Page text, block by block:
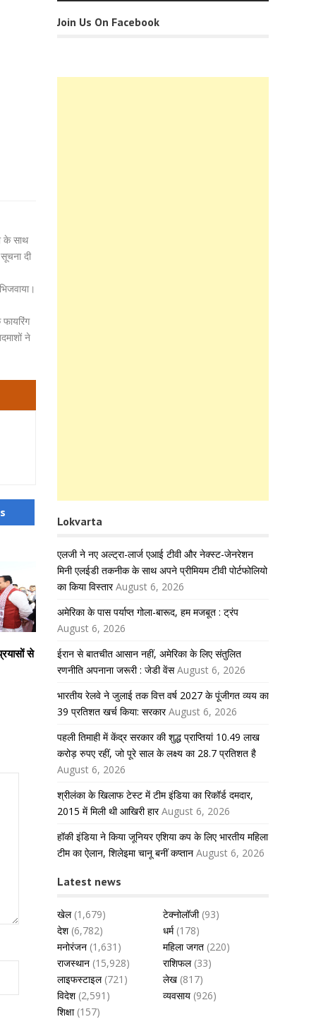
के साथ
दी
ने
से
Join Us On Facebook
Lokvarta
एलजी ने नए अल्ट्रा-लार्ज एआई टीवी और नेक्स्ट-जेनरेशन
मिनी एलईडी तकनीक के साथ अपने प्रीमियम टीवी पोर्टफोलियो
का किया विस्तार August 6, 2026
अमेरिका के पास पर्याप्त गोला-बारूद, हम मजबूत : ट्रंप
August 6, 2026
ईरान से बातचीत आसान नहीं, अमेरिका के लिए संतुलित
रणनीति अपनाना जरूरी : जेडी वेंस August 6, 2026
भारतीय रेलवे ने जुलाई तक वित्त वर्ष 2027 के पूंजीगत व्यय का
39 प्रतिशत खर्च किया: सरकार August 6, 2026
पहली तिमाही में केंद्र सरकार की शुद्ध प्राप्तियां 10.49 लाख
करोड़ रुपए रहीं, जो पूरे साल के लक्ष्य का 28.7 प्रतिशत है
August 6, 2026
श्रीलंका के खिलाफ टेस्ट में टीम इंडिया का रिकॉर्ड दमदार,
2015 में मिली थी आखिरी हार August 6, 2026
हॉकी इंडिया ने किया जूनियर एशिया कप के लिए भारतीय महिला
टीम का ऐलान, शिलेइमा चानू बनीं कप्तान August 6, 2026
Latest news
खेल(1,679) टेक्नोलॉजी(93)
देश(6,782) धर्म(178)
मनोरंजन (1,631) महिला जगत (220)
राजस्थान (15,928) राशिफल(33)
लाइफस्टाइल(721) लेख (817)
विदेश(2,591) व्यवसाय (926)
शिक्षा(157)